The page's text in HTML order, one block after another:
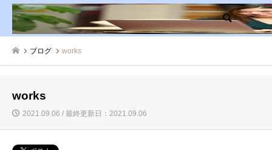
検索
ブログ works
works
2021.09.06 / 最終更新日：2021.09.06